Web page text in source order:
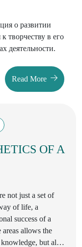
о развитии
творчеству в его
деятельности.
Read More
OF A
not just a set of
of life, a
success of a
areas allows the
but also